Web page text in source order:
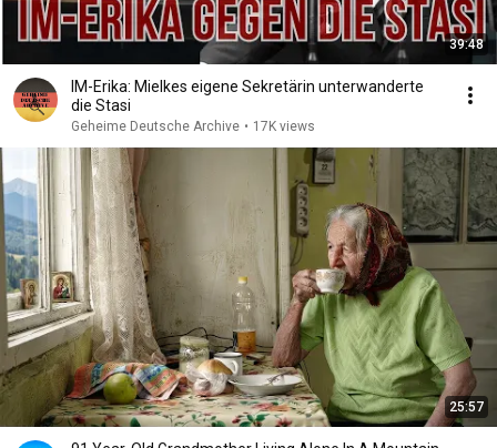
39:48
IM-Erika: Mielkes eigene Sekretärin unterwanderte
die Stasi
Geheime Deutsche Archive • 17K views
25:57